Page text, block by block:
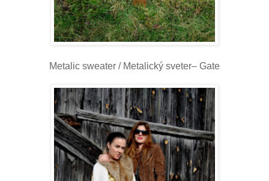
Metalic sweater / Metalický sveter– Gate